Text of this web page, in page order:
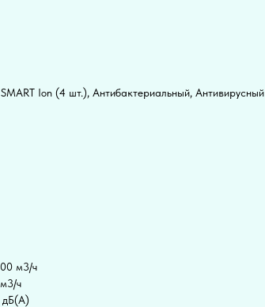
Ion (4 шт.), Антибактериальный, Антивирусный
м3/ч
ч
дБ(А)